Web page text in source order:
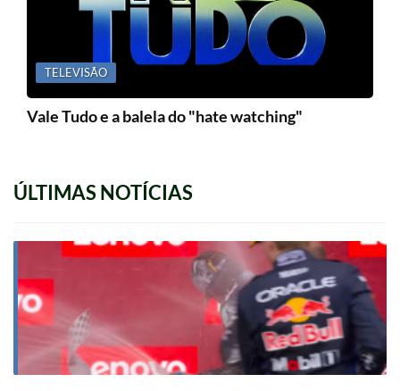
TELEVISÃO
Vale Tudo e a balela do "hate watching"
ÚLTIMAS NOTÍCIAS